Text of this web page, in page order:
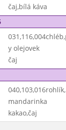
čaj,bílá káva
y olejovek
čaj
mandarinka
kakao,čaj